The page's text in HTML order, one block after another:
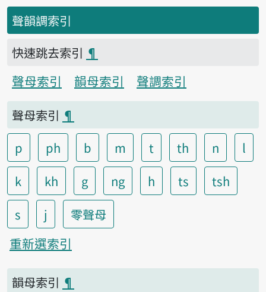
聲韻調索引
快速跳去索引 ¶
聲母索引
韻母索引
聲調索引
聲母索引 ¶
p
ph b m t th n
l
k
kh g ng h ts
tsh
s
j
零聲母
重新選索引
韻母索引 ¶